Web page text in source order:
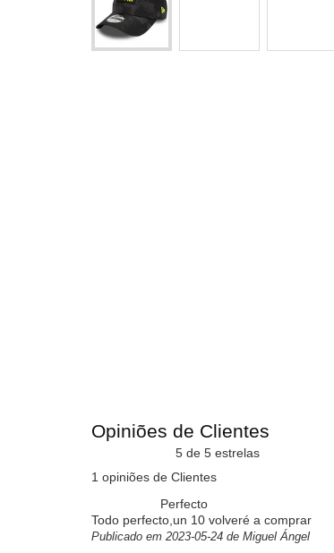
Opiniões de Clientes
5 de 5 estrelas
1 opiniões de Clientes
Perfecto
Todo perfecto,un 10 volveré a comprar
Publicado em 2023-05-24 de Miguel Ángel